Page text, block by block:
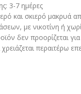
3-7 ημέρες
και σκιερό μακρυά από
με νικοτίνη ή
δεν προορίζεται
περαιτέρω